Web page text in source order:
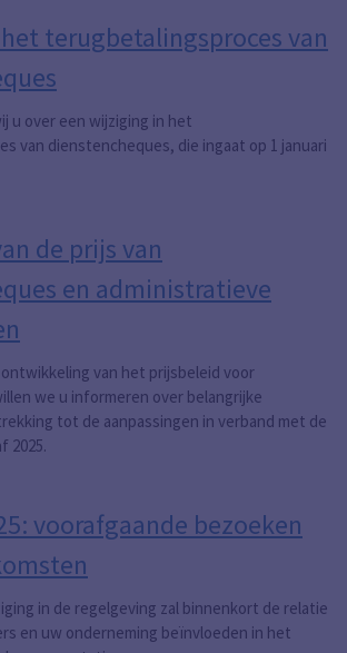
terugbetalingsproces van
u over een wijziging in het
van dienstencheques, die ingaat op 1 januari
de prijs van
en administratieve
van het prijsbeleid voor
we u informeren over belangrijke
tot de aanpassingen in verband met de
2025.
voorafgaande bezoeken
in de regelgeving zal binnenkort de relatie
en uw onderneming beïnvloeden in het